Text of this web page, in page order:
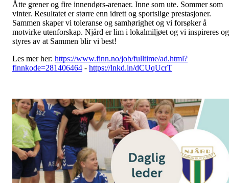
Åtte grener og fire innendørs-arenaer. Inne som ute. Sommer som
vinter. Resultatet er større enn idrett og sportslige prestasjoner.
Sammen skaper vi toleranse og samhørighet og vi forsøker å
motvirke utenforskap. Njård er lim i lokalmiljøet og vi inspireres og
styres av at Sammen blir vi best!
Les mer her: https://www.finn.no/job/fulltime/ad.html?
finnkode=281406464 - https://lnkd.in/dCUqUcrT